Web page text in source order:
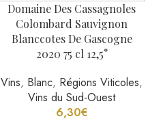
Domaine Des Cassagnoles
Colombard Sauvignon
Blanccotes De Gascogne
2020 75 cl 12,5°
Vins, Blanc, Régions Viticoles,
Vins du Sud-Ouest
6,30€